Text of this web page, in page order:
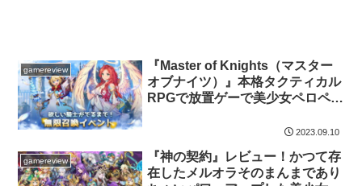
gamereview
『Master of Knights（マスター
オブナイツ）』本格タクティカル
RPGで放置ゲーで美少女ペロペロ
2023.09.10
gamereview
『神の契約』レビュー！かつて存
在したメルオラそのまんまであり